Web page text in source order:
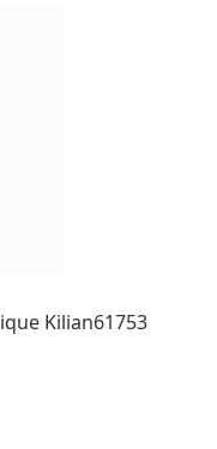
Kilian61753